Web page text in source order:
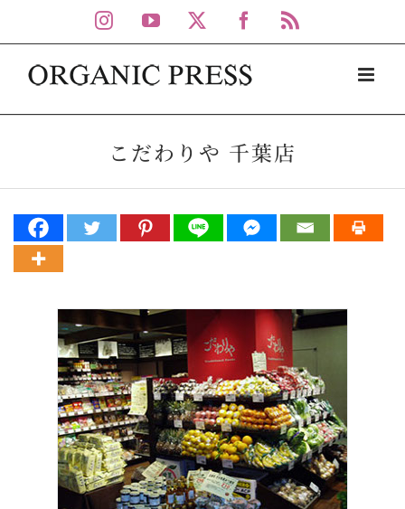
to
content
Instagram
YouTube Facebook
こだわりや 千葉店